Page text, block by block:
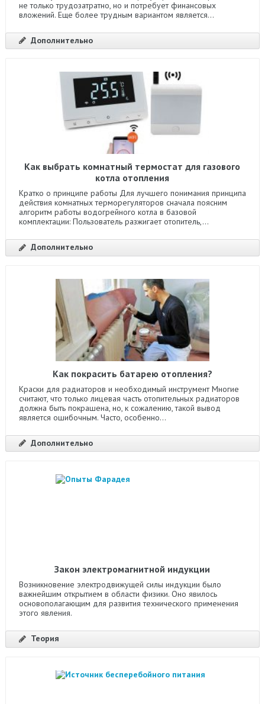
не только трудозатратно, но и потребует финансовых
вложений. Еще более трудным вариантом является...
Дополнительно
Как выбрать комнатный термостат для газового
котла отопления
Кратко о принципе работы Для лучшего понимания принципа
действия комнатных терморегуляторов сначала поясним
алгоритм работы водогрейного котла в базовой
комплектации: Пользователь разжигает отопитель,...
Дополнительно
Как покрасить батарею отопления?
Краски для радиаторов и необходимый инструмент Многие
считают, что только лицевая часть отопительных радиаторов
должна быть покрашена, но, к сожалению, такой вывод
является ошибочным. Часто, особенно...
Дополнительно
Закон электромагнитной индукции
Возникновение электродвижущей силы индукции было
важнейшим открытием в области физики. Оно явилось
основополагающим для развития технического применения
этого явления.
Теория